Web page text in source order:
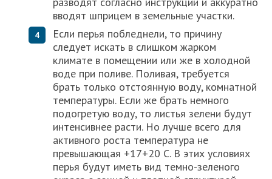
вводят шприцем в земельные участки.
Если перья побледнели, то причину
следует искать в слишком жарком
климате в помещении или же в холодной
воде при поливе. Поливая, требуется
брать только отстоянную воду, комнатной
температуры. Если же брать немного
подогретую воду, то листья зелени будут
интенсивнее расти. Но лучше всего для
активного роста температура не
превышающая +17+20 С. В этих условиях
перья будут иметь вид темно-зеленого